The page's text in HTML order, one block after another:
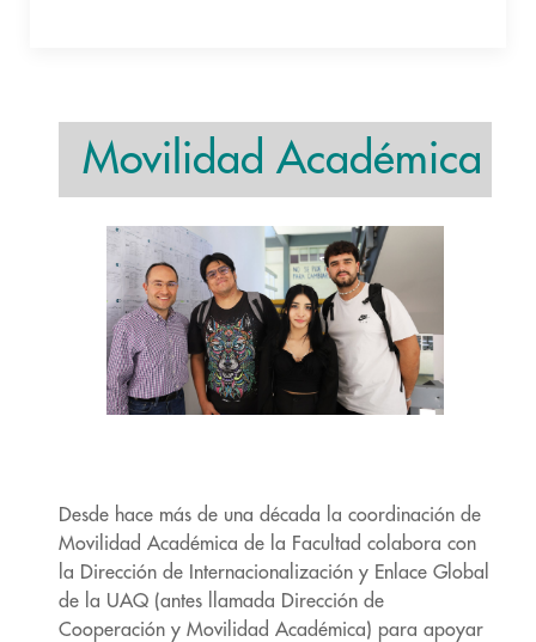
Movilidad Académica
Desde hace más de una década la coordinación de
Movilidad Académica de la Facultad colabora con
la Dirección de Internacionalización y Enlace Global
de la UAQ (antes llamada Dirección de
Cooperación y Movilidad Académica) para apoyar